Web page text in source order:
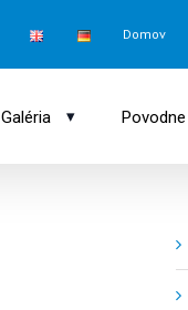
Domov
Galéria ▾ Povodne